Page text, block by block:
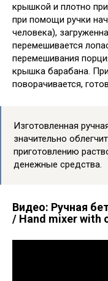
крышкой и плотно
при помощи ручки
человека),
перемешивается
перемешивания
крышка барабана.
поворачивается,
Изготовленная
значительно
приготовлению
денежные средства.
Видео: Ручная
/ Hand mixer with